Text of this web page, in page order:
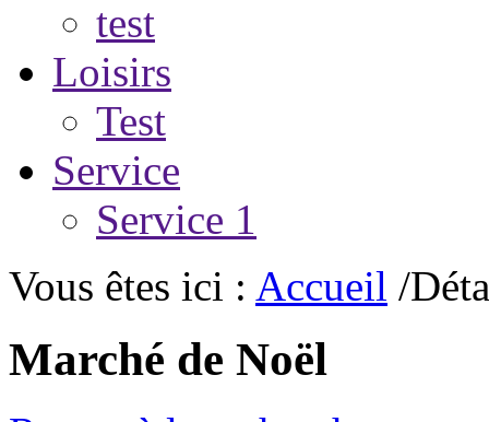
test
Loisirs
Test
Service
Service 1
Vous êtes ici : Accueil /
Marché de Noël